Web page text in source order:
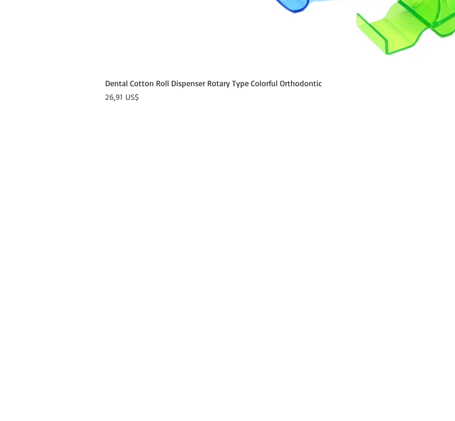
Dental Cotton Roll Dispenser Rotary Type Colorful Orthodontic
Precio
26,91 US$